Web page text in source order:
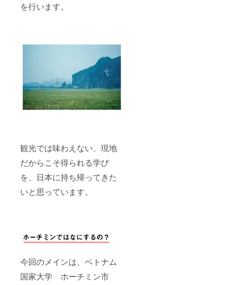
を行います。
観光では味わえない、現地
だからこそ得られる学び
を、日本に持ち帰ってきた
いと思っています。
今回のメインは、ベトナム
国家大学 ホーチミン市